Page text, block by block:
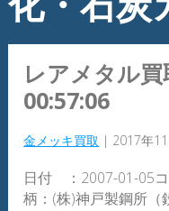
レアメタル
00:57:06
金メッキ買取 | 2017年
日付 ：2007-01-05
柄：(株)神戸製鋼所